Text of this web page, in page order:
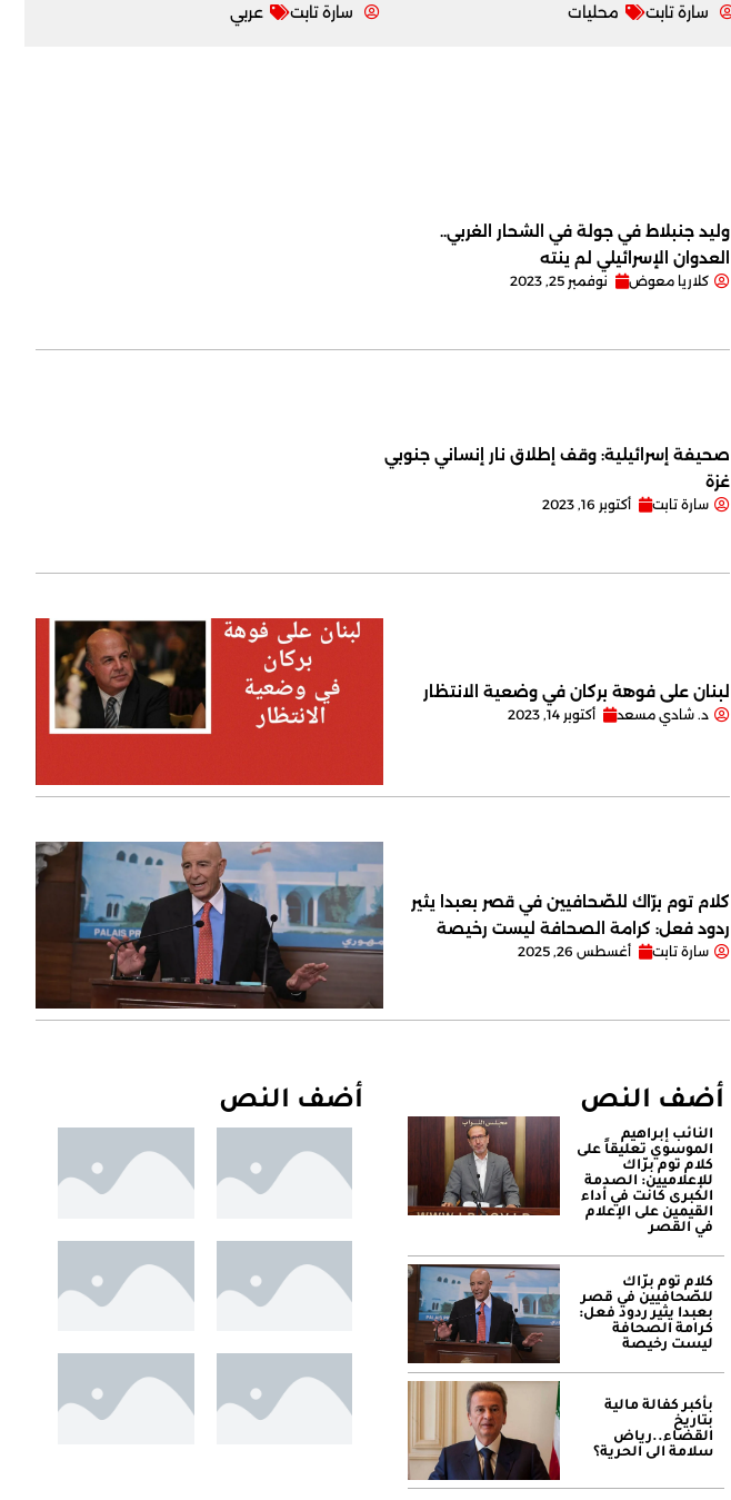
سارة تابت محليات سارة تابت عربي
وليد جنبلاط في جولة في الشحار الغربي..
العدوان الإسرائيلي لم ينته
كلاريا معوض نوفمبر 25, 2023
صحيفة إسرائيلية: وقف إطلاق نار إنساني جنوبي
غزة
سارة تابت أكتوبر 16, 2023
لبنان على فوهة بركان في وضعية الانتظار
د. شادي مسعد أكتوبر 14, 2023
كلام توم برّاك للصّحافيين في قصر بعبدا يثير
ردود فعل: كرامة الصحافة ليست رخيصة
سارة تابت أغسطس 26, 2025
أضف النص
النائب إبراهيم
الموسوي تعليقاً على
كلام توم برّاك
للإعلاميين: الصدمة
الكبرى كانت في أداء
القيمين على ‏الإعلام
في القصر
كلام توم برّاك
للصّحافيين في قصر
بعبدا يثير ردود فعل:
كرامة الصحافة
ليست رخيصة
بأكبر كفالة مالية
بتاريخ
القضاء..رياض
سلامة الى الحرية؟
أضف النص